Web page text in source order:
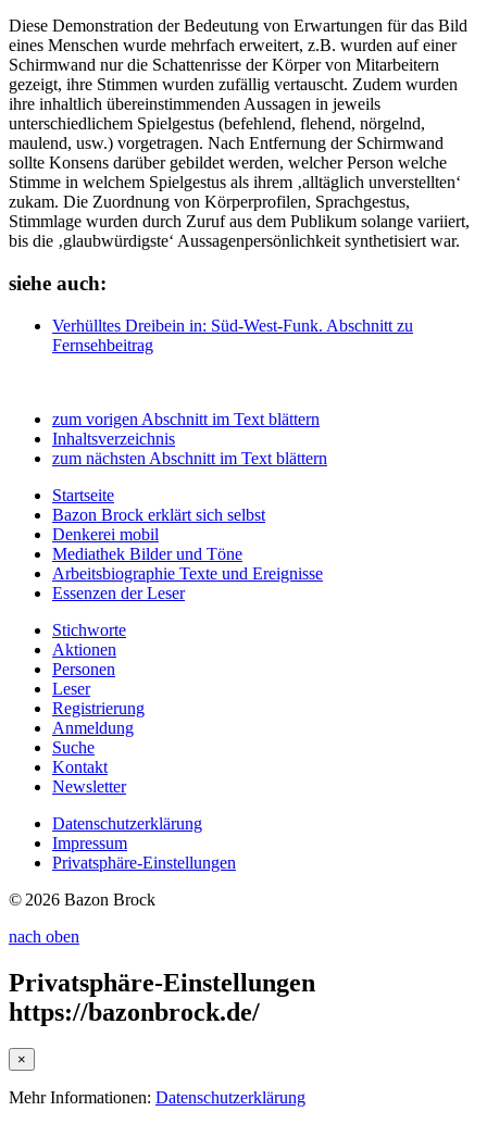
Diese Demonstration der Bedeutung von Erwartungen für das Bild
eines Menschen wurde mehrfach erweitert, z.B. wurden auf einer
Schirmwand nur die Schattenrisse der Körper von Mitarbeitern
gezeigt, ihre Stimmen wurden zufällig vertauscht. Zudem wurden
ihre inhaltlich übereinstimmenden Aussagen in jeweils
unterschiedlichem Spielgestus (befehlend, flehend, nörgelnd,
maulend, usw.) vorgetragen. Nach Entfernung der Schirmwand
sollte Konsens darüber gebildet werden, welcher Person welche
Stimme in welchem Spielgestus als ihrem ‚alltäglich unverstellten‘
zukam. Die Zuordnung von Körperprofilen, Sprachgestus,
Stimmlage wurden durch Zuruf aus dem Publikum solange variiert,
bis die ‚glaubwürdigste‘ Aussagenpersönlichkeit synthetisiert war.
siehe auch:
Verhülltes Dreibein in: Süd-West-Funk. Abschnitt zu
Fernsehbeitrag
zum vorigen Abschnitt im Text blättern
Inhaltsverzeichnis
zum nächsten Abschnitt im Text blättern
Startseite
Bazon Brock erklärt sich selbst
Denkerei mobil
Mediathek Bilder und Töne
Arbeitsbiographie Texte und Ereignisse
Essenzen der Leser
Stichworte
Aktionen
Personen
Leser
Registrierung
Anmeldung
Suche
Kontakt
Newsletter
Datenschutzerklärung
Impressum
Privatsphäre-Einstellungen
© 2026 Bazon Brock
nach oben
Privatsphäre-Einstellungen
https://bazonbrock.de/
×
Mehr Informationen: Datenschutzerklärung